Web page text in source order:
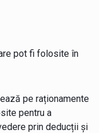
pot fi folosite în
pe raționamente
pentru a
prin deducții și